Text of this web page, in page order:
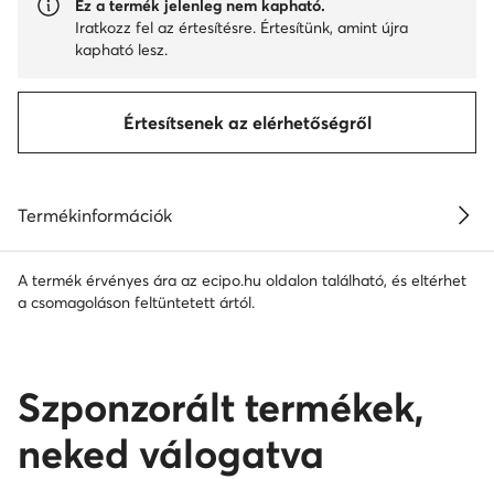
Ez a termék jelenleg nem kapható.
Iratkozz fel az értesítésre. Értesítünk, amint újra
kapható lesz.
Értesítsenek az elérhetőségről
Termékinformációk
A termék érvényes ára az ecipo.hu oldalon található, és eltérhet
a csomagoláson feltüntetett ártól.
Szponzorált termékek,
neked válogatva